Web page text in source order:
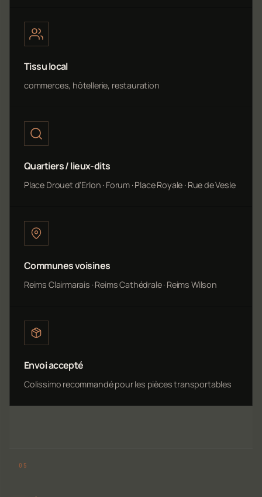
Tissu local
commerces, hôtellerie, restauration
Quartiers / lieux-dits
Place Drouet d'Erlon · Forum · Place Royale · Rue de Vesle
Communes voisines
Reims Clairmarais · Reims Cathédrale · Reims Wilson
Envoi accepté
Colissimo recommandé pour les pièces transportables